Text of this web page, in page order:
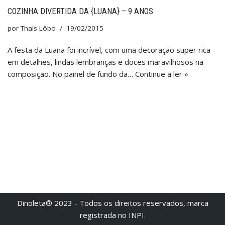
COZINHA DIVERTIDA DA {LUANA} – 9 ANOS
porThaís Lôbo 19/02/2015
A festa da Luana foi incrível, com uma decoração super rica
em detalhes, lindas lembranças e doces maravilhosos na
composição. No painel de fundo da… Continue a ler »
Dinoleta® 2023 - Todos os direitos reservados, marca
registrada no INPI.